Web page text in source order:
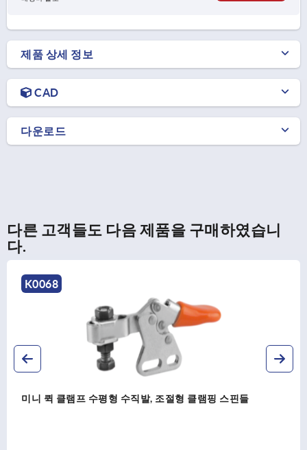
제품 상세 정보
CAD
다운로드
다른 고객들도 다음 제품을 구매하였습니
다.
K0068
미니 퀵 클램프 수평형 수직발, 조절형 클램핑 스핀들